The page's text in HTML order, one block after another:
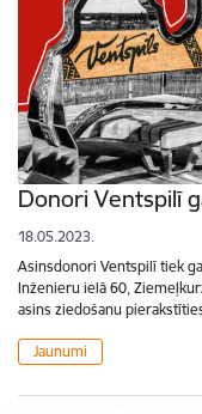
Donori Ventspilī
18.05.2023.
Asinsdonori Ventspilī tiek
Inženieru ielā 60,
asins ziedošanu
Jaunumi